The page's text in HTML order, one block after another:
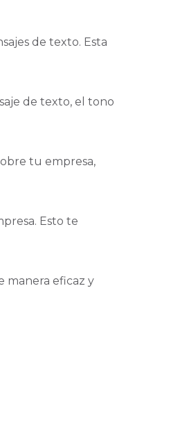
de texto. Esta
de texto, el tono
tu empresa,
Esto te
manera eficaz y